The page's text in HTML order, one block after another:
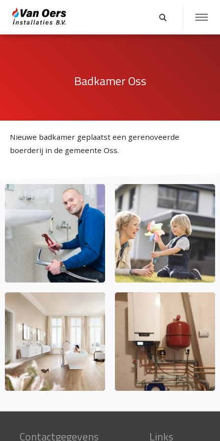
Badkamer Oss
Nieuwe badkamer geplaatst een gerenoveerde
boerderij in de gemeente Oss.
Contactgegevens Links